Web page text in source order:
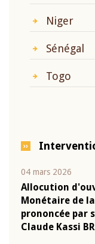
Niger
Sénégal
Togo
04 mars 2026
Allocution
Monétaire de la
prononcée par
Claude Kassi